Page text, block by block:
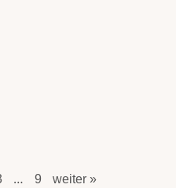
… 9 weiter »